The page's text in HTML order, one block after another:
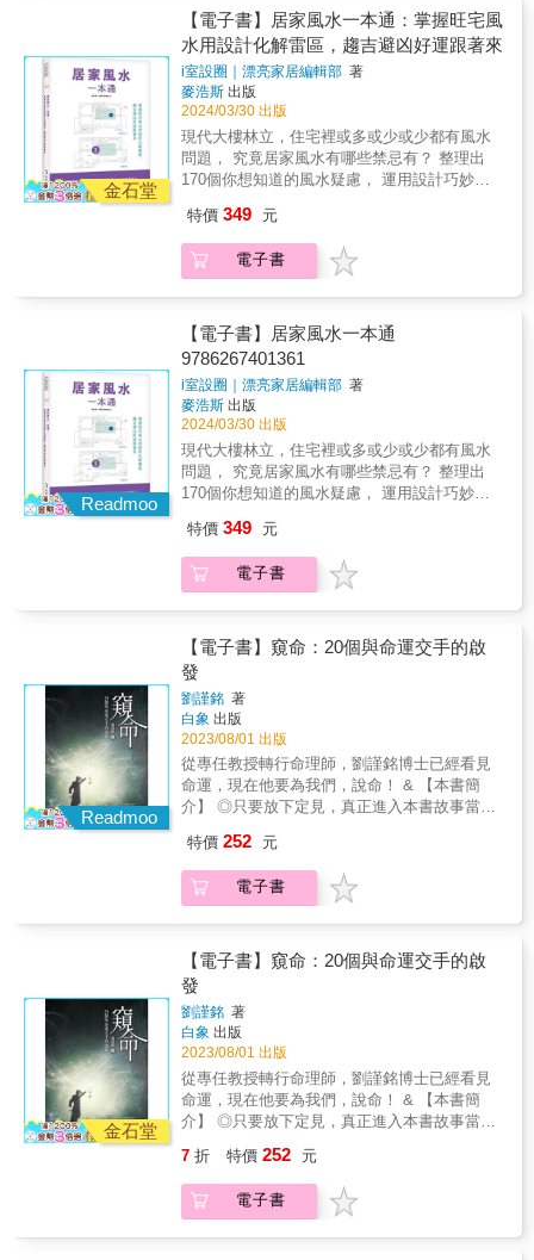
以理解風水與人生、與生活的密切關係，並能
從中明白運用風水時該注意的要項。◆一位地
產商搬入新家後，在Covid-19最嚴重時候，卻
神奇的創造了「十年來的成果被最後的十二個
月超越」！◆一對夫婦聽從建議將大門及床位
的方位做修改，結果先生的腦瘤問題竟獲得了
解決！◆大陸一個家庭式的小行號，在外另租
用辦公室幾年後，公司的年度目標竟高達五億
元人民幣！◆一位住在「寡婦居」的婦女與男
友住在一起，之後「他」竟出了意外車禍，住
年近七旬夫婦經營的水產事業，自從搬到新辦
公處後，竟然有了獲利的一年。◆住在大路沖
房子的古董畫作生意人，其實是個好風水，而
五億的大訂單。他人建宅出賊寇，我的設計出
富侯！
驗你感恩的心。如果做人能夠常保謙卑感恩的
心，聽到善意的規勸之言，就多留意並反思自
己有沒有什麼過失，莫遲疑，下定決心去修
正，知過勿憚改，這樣命運可能就不一樣了。
◆風水考驗著人性，能夠得到福澤的人，只那
些真正有福氣的人。◆做人大方不要太小氣，
這個是風水裡面很重要的一個關鍵！◆對父母
孝順，這已經是「發富的必要條件」。◆找兩
個老師看風水的人，往往都不會有好結果。◆
風水學可以帶給人們無限的想像，而氣度大小
影響了人們的想像。◆命運並非不可改變，而
是我們有沒有正確的方法去改變。那些人，那
些事，因為風水而扭轉了命運！超過80個真人
以理解風水與人生、與生活的密切關係，並能
從中明白運用風水時該注意的要項。◆一位地
產商搬入新家後，在Covid-19最嚴重時候，卻
神奇的創造了「十年來的成果被最後的十二個
月超越」！◆一對夫婦聽從建議將大門及床位
的方位做修改，結果先生的腦瘤問題竟獲得了
解決！◆大陸一個家庭式的小行號，在外另租
用辦公室幾年後，公司的年度目標竟高達五億
元人民幣！◆一位住在「寡婦居」的婦女與男
友住在一起，之後「他」竟出了意外車禍，住
年近七旬夫婦經營的水產事業，自從搬到新辦
公處後，竟然有了獲利的一年。◆住在大路沖
房子的古董畫作生意人，其實是個好風水，而
五億的大訂單。他人建宅出賊寇，我的設計出
富侯！
是讓人意想不到但出奇制勝的大翻身，有時是
令人瞠目結舌又驚悚萬分的下場……千年流傳
的風水學，有其無比神準之處，亦不乏謬誤的
偽訣，更不用說眾多術士們的詭詐濫用……作
者以輕鬆卻深刻的筆調，藉由一篇篇真實故
事，點出風水跟生活的密切關係及不容小覷，
並苦口婆心的叮嚀你一定要知道的風水真相和
眉角，以免白花錢、繞遠路。風水會考驗人
無法分辨風水師的真假，寧願不用……◆別相
好風水需要企圖心，最忌諱貪心。◆好風水是
一項長期工程，不是看一次風水，就擁有一輩
子的好風水。◆風水是種信仰，你有多重視
它，它就能產生多大的成效！◆勿存僥倖心
理，就算租屋也要愛惜房子、重視風水。◆惟
有表現出相信風水的決心，才有緣得到大大的
福氣……如何正確運用風水，甚至讓好風水的
效果持續下去……，其實，這成功的第一步正
掌握在我們自己的手上。很多人對風水都有錯
誤的認知、期待與心態，這不只會使你容易上
當受騙，也可能削弱好風水帶來的正面影響。
其實，風水是考驗人性的，先是考驗你的疑
心，再往一層就是考驗你的決心，最後才是考
驗感恩的心……，因此，在找風水師或自行運
用風水前，都別忘了檢查一下自己的心喔！好
風水值得勇敢追求！讓錢和機會自動來找你！
和聚寶盆、擔心屋樑壓床頭怎麼改、猶豫房門
可不可以對房門？是時候拋開這些無關緊要的
細枝末節，好好運用真正的風水了！《大師風
水──住對房子，富貴一輩子》是本少見的誠實
風水告白，不只分享玄空風水學的偉大及其對
家道的巨大影響，作者還以他三十年看宅生涯
的紮實研究和臨床實例，戳破你我可能都在用
的錯誤風水！逾45個案例故事，富貴、健康、
平安、幸福，留給懂風水的人！◆連間不動產
都沒有的創業男，在被逼著買房、買土地後，
讓小倆口爭吵不休……◆量身訂作「財源廣進
宅」，讓公司安然度過2008年雷曼兄弟引起的
金融風暴。◆究竟哪裡出問題，整條街的住戶
是讓人意想不到但出奇制勝的大翻身，有時是
令人瞠目結舌又驚悚萬分的下場……千年流傳
的風水學，有其無比神準之處，亦不乏謬誤的
偽訣，更不用說眾多術士們的詭詐濫用……作
者以輕鬆卻深刻的筆調，藉由一篇篇真實故
事，點出風水跟生活的密切關係及不容小覷，
並苦口婆心的叮嚀你一定要知道的風水真相和
眉角，以免白花錢、繞遠路。風水會考驗人
無法分辨風水師的真假，寧願不用……◆別相
好風水需要企圖心，最忌諱貪心。◆好風水是
一項長期工程，不是看一次風水，就擁有一輩
子的好風水。◆風水是種信仰，你有多重視
它，它就能產生多大的成效！◆勿存僥倖心
理，就算租屋也要愛惜房子、重視風水。◆惟
有表現出相信風水的決心，才有緣得到大大的
福氣……如何正確運用風水，甚至讓好風水的
效果持續下去……，其實，這成功的第一步正
掌握在我們自己的手上。很多人對風水都有錯
誤的認知、期待與心態，這不只會使你容易上
當受騙，也可能削弱好風水帶來的正面影響。
其實，風水是考驗人性的，先是考驗你的疑
心，再往一層就是考驗你的決心，最後才是考
驗感恩的心……，因此，在找風水師或自行運
用風水前，都別忘了檢查一下自己的心喔！好
風水值得勇敢追求！讓錢和機會自動來找你！
金石堂
【電子書】居家風水一本通：掌握旺宅風
水用設計化解雷區，趨吉避凶好運跟著來
i室設圈｜漂亮家居編輯部 著
麥浩斯 出版
2024/03/30 出版
現代大樓林立，住宅裡或多或少或少都有風水
問題， 究竟居家風水有哪些禁忌有？ 整理出
170個你想知道的風水疑慮， 運用設計巧妙化
介】 「風水」是自古代流傳下來的習俗和術
數，試圖憑藉住宅的所處位置、坐向方位，以
及和周遭山、水形勢的關係，來改變個人、家
特別是現代住宅大樓林立，很容易就出現一些
風水禁忌，本書從現代住宅風水的角度出發探
讓家溫馨好住，招財又納福。 & 本書透過三個
章節來加以說明，「CHAPTER 1 化解風水問
題之前，你必須知道的觀念」即提供讀者對於
風水該有的正確觀念，以及了解那些暗藏於現
代居家的NG風水；「CHAPTER 2 關於居家風
水的疑難雜症60+」集結現代人對現代格局風水
疑問，透過一問一答方式，解開風水禁忌；
100+」以空間格作為分類，藉由案例說明設計
師如何巧用設計改善風水上的不適。 & 【本書
特色】 ‧ 從現代住宅的角度切入，探討現今更
難問題，輕鬆找查解開滿滿的疑惑。 ‧ 將風水
知識以文字搭配圖例做說明，變得淺顯易懂又
好讀。 &
特價 349 元
電子書
Readmoo
【電子書】居家風水一本通
9786267401361
i室設圈｜漂亮家居編輯部 著
麥浩斯 出版
2024/03/30 出版
現代大樓林立，住宅裡或多或少或少都有風水
問題， 究竟居家風水有哪些禁忌有？ 整理出
170個你想知道的風水疑慮， 運用設計巧妙化
介】 「風水」是自古代流傳下來的習俗和術
數，試圖憑藉住宅的所處位置、坐向方位，以
及和周遭山、水形勢的關係，來改變個人、家
特別是現代住宅大樓林立，很容易就出現一些
風水禁忌，本書從現代住宅風水的角度出發探
討煞氣，提供居家風水化解方式，迴避禁忌，
讓家溫馨好住，招財又納福。 & 本書透過三個
章節來加以說明，「CHAPTER 1 化解風水問
題之前，你必須知道的觀念」即提供讀者對於
風水該有的正確觀念，以及了解那些暗藏於現
代居家的NG風水；「CHAPTER 2 關於居家風
水的疑難雜症60+」集結現代人對現代格局風水
疑問，透過一問一答方式，解開風水禁忌；
100+」以空間格作為分類，藉由案例說明設計
師如何巧用設計改善風水上的不適。 & 【本書
特色】 ‧ 從現代住宅的角度切入，探討現今更
難問題，輕鬆找查解開滿滿的疑惑。 ‧ 將風水
知識以文字搭配圖例做說明，變得淺顯易懂又
好讀。 &
特價 349 元
電子書
Readmoo
【電子書】窺命：20個與命運交手的啟
發
劉謹銘 著
白象 出版
2023/08/01 出版
從專任教授轉行命理師，劉謹銘博士已經看見
命運，現在他要為我們，說命！ & 【本書簡
介】 ◎只要放下定見，真正進入本書故事當
運。 ◎誰說人生劇本不能偷看，只能配合演
出？窺命人為你洞察命運，找回人生主導權。
◎某些人，某些事，似乎存在著難以言說的關
的景緻。 讓「窺命人」劉謹銘跟你分享那些 與
命運擦身而過，所留下來的精彩故事。 & 當年
以算命為業的祥叔主動提出要收我為徒，說我
八字是個好材料，學算命風水，肯定能學得
快，學得好。母親嚴厲拒絕，說我是師範公費
生，一輩子吃公家飯，拿出紅包遞了過去便走
了。 & 這一路走來，我讀完師範學院，分發到
小學教書，接著去讀研究所，最後還拿到博士
學位，到大專院校當教授。可萬萬沒想到，縱
使已經當了教授，竟然還是對算命風水感興
職，選擇當一個算命師。 & 看來，命運真是不
可思議，祥叔當日的話，還是應驗了。 &
特價 252 元
電子書
金石堂
【電子書】窺命：20個與命運交手的啟
發
劉謹銘 著
白象 出版
2023/08/01 出版
從專任教授轉行命理師，劉謹銘博士已經看見
命運，現在他要為我們，說命！ & 【本書簡
介】 ◎只要放下定見，真正進入本書故事當
運。 ◎誰說人生劇本不能偷看，只能配合演
出？窺命人為你洞察命運，找回人生主導權。
◎某些人，某些事，似乎存在著難以言說的關
7 折 特價 252 元
電子書